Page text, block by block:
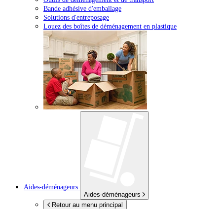
Bande adhésive d'emballage
Solutions d'entreposage
Louez des boîtes de déménagement en plastique
Aides-déménageurs
Aides-déménageurs
Retour au menu principal